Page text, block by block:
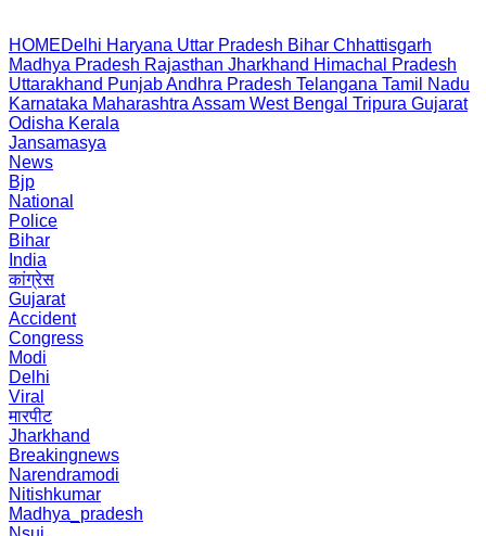
HOMEDelhi Haryana Uttar Pradesh Bihar Chhattisgarh
Madhya Pradesh Rajasthan Jharkhand Himachal Pradesh
Uttarakhand PunjabAndhra Pradesh Telangana Tamil Nadu
Karnataka Maharashtra Assam West Bengal Tripura Gujarat
Odisha Kerala
Jansamasya
News
Bjp
National
Police
Bihar
India
कांग्रेस
Gujarat
Accident
Congress
Modi
Delhi
Viral
मारपीट
Jharkhand
Breakingnews
Narendramodi
Nitishkumar
Madhya_pradesh